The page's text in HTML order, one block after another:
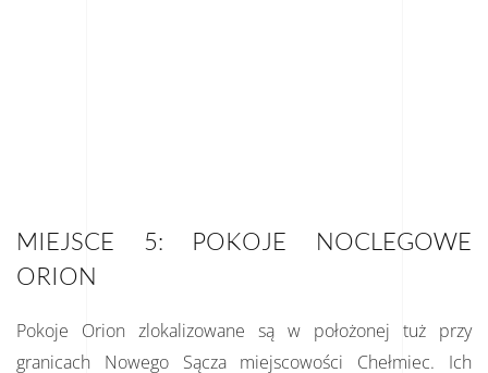
MIEJSCE 5: POKOJE NOCLEGOWE
ORION
Pokoje Orion zlokalizowane są w położonej tuż przy
granicach Nowego Sącza miejscowości Chełmiec. Ich